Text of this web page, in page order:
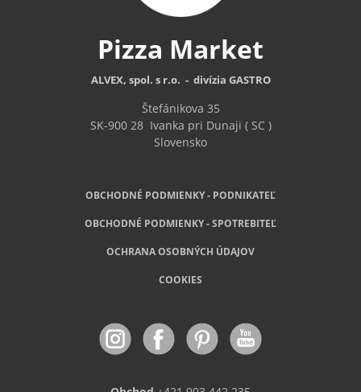
Pizza Market
ALVEX, spol. s r.o. - divízia GASTRO
Štefánikova 35
SK-900 28Ivanka pri Dunaji ( SC )
Slovensko
OBCHODNÉ PODMIENKY - PODNIKATEĽ
OBCHODNÉ PODMIENKY - SPOTREBITEĽ
OCHRANA OSOBNÝCH ÚDAJOV
COOKIES